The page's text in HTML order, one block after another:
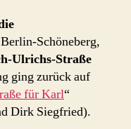
Schöneberg,
Ulrichs-Straße
ging zurück auf
für Karl“
Dirk Siegfried).